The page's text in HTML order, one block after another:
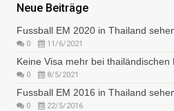
Neue Beiträge
Fussball EM 2020 in Thailand
0 11/6/2021
Keine Visa mehr bei thailändischen
0 8/5/2021
Fussball EM 2016 in Thailand
0 22/5/2016